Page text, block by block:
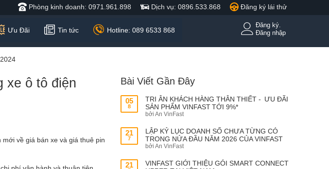
Phòng kinh doanh: 0971.961.898 Dịch vụ: 0896.533.868 Đăng ký lái thử
Ưu Đãi Tin tức Hotline: 089 6533 868
Đăng ký.
Đăng nhập
xe ô tô điện
về giá bán xe và giá thuê pin
Bài Viết Gần Đây
05
8
TRI ÂN KHÁCH HÀNG THÂN THIẾT - ƯU ĐÃI
SẢN PHẨM VINFAST TỚI 9%*
bởi An VinFast
21
7
LẬP KỶ LỤC DOANH SỐ CHƯA TỪNG CÓ
TRONG NỬA ĐẦU NĂM 2026 CỦA VINFAST
bởi An VinFast
21
VINFAST GIỚI THIỆU GÓI SMART CONNECT